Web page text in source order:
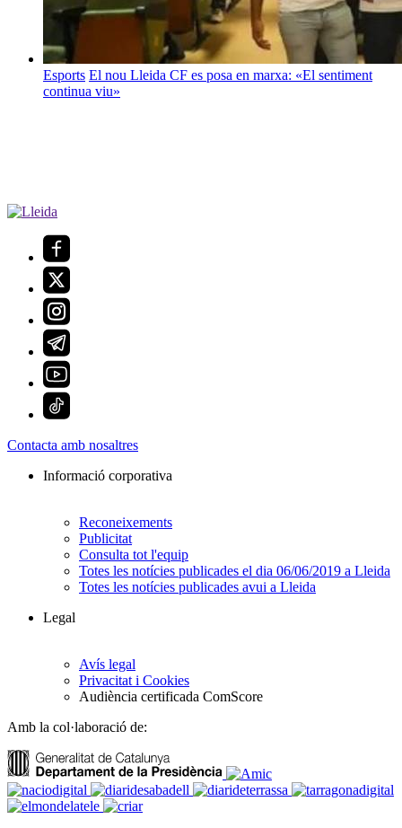
Esports El nou Lleida CF es posa en marxa: «El sentiment
continua viu»
Contacta amb nosaltres
Informació corporativa
Reconeixements
Publicitat
Consulta tot l'equip
Totes les notícies publicades el dia 06/06/2019 a Lleida
Totes les notícies publicades avui a Lleida
Legal
Avís legal
Privacitat i Cookies
Audiència certificada ComScore
Amb la col·laboració de: